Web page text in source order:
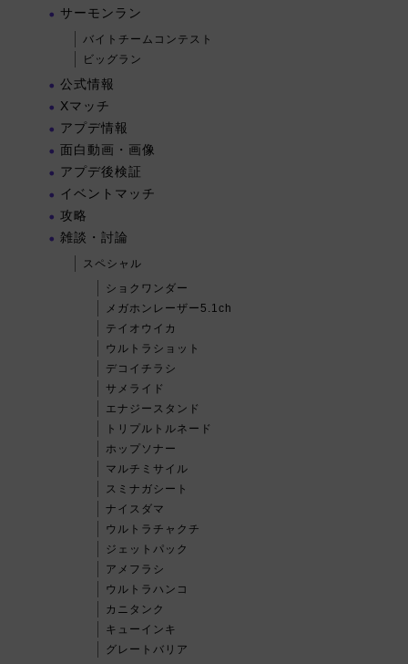
サーモンラン
バイトチームコンテスト
ビッグラン
公式情報
Xマッチ
アプデ情報
面白動画・画像
アプデ後検証
イベントマッチ
攻略
雑談・討論
スペシャル
ショクワンダー
メガホンレーザー5.1ch
テイオウイカ
ウルトラショット
デコイチラシ
サメライド
エナジースタンド
トリプルトルネード
ホップソナー
マルチミサイル
スミナガシート
ナイスダマ
ウルトラチャクチ
ジェットパック
アメフラシ
ウルトラハンコ
カニタンク
キューインキ
グレートバリア